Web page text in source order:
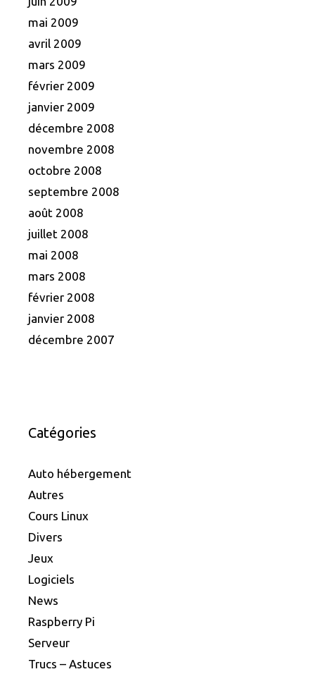
mai 2009
avril 2009
mars 2009
février 2009
janvier 2009
décembre 2008
novembre 2008
octobre 2008
septembre 2008
août 2008
juillet 2008
mai 2008
mars 2008
février 2008
janvier 2008
décembre 2007
Catégories
Auto hébergement
Autres
Cours Linux
Divers
Jeux
Logiciels
News
Raspberry Pi
Serveur
Trucs – Astuces